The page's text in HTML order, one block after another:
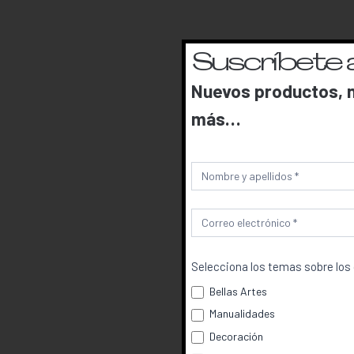
Suscríbete
Nuevos productos,
más…
Newsletter
Selecciona los temas sobre
Bellas Artes
Manualidades
Decoración